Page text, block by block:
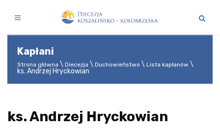
Kapłani
Strona główna Diecezja Duchowieństwo Lista kapłanów
ks. Andrzej Hryckowian
ks. Andrzej Hryckowian